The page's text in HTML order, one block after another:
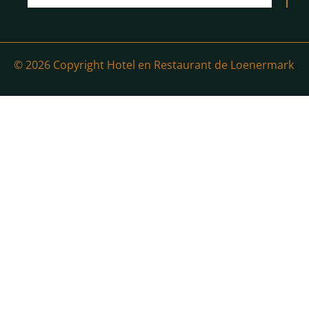
© 2026 Copyright Hotel en Restaurant de Loenermark